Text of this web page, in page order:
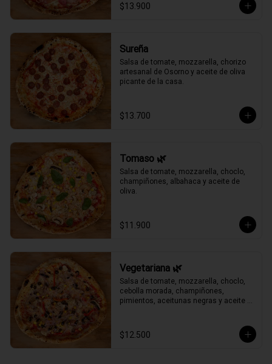
$13.900
Sureña
Salsa de tomate, mozzarella, chorizo
artesanal de Osorno y aceite de oliva
picante de la casa.
$13.700
Tomaso 🌿
Salsa de tomate, mozzarella, choclo,
champiñones, albahaca y aceite de
oliva.
$11.900
Vegetariana 🌿
Salsa de tomate, mozzarella, choclo,
cebolla morada, champiñones,
pimientos, aceitunas negras y aceite
$12.500